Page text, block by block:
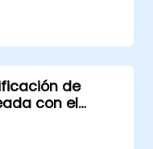
del
un
y
de una
laborales.
de
con el